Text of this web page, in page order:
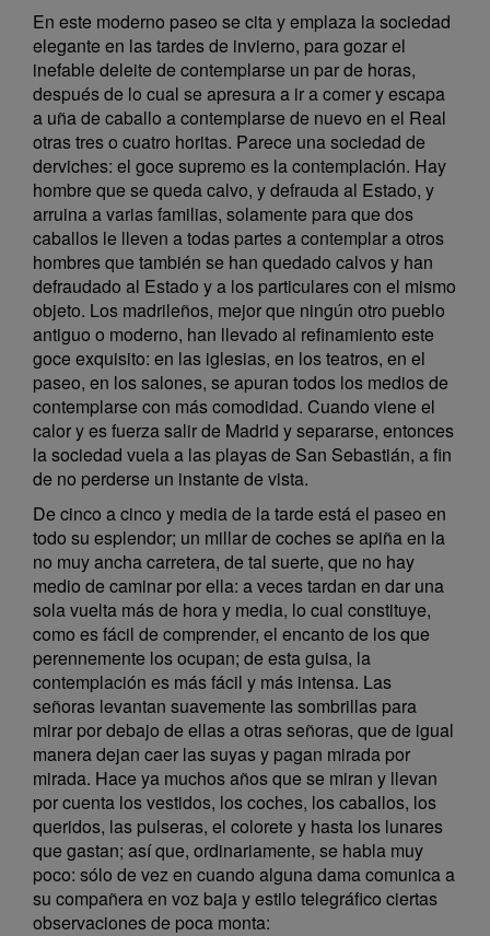
En este moderno paseo se cita y emplaza la sociedad
elegante en las tardes de invierno, para gozar el
inefable deleite de contemplarse un par de horas,
después de lo cual se apresura a ir a comer y escapa
a uña de caballo a contemplarse de nuevo en el Real
otras tres o cuatro horitas. Parece una sociedad de
derviches: el goce supremo es la contemplación. Hay
hombre que se queda calvo, y defrauda al Estado, y
arruina a varias familias, solamente para que dos
caballos le lleven a todas partes a contemplar a otros
hombres que también se han quedado calvos y han
defraudado al Estado y a los particulares con el mismo
objeto. Los madrileños, mejor que ningún otro pueblo
antiguo o moderno, han llevado al refinamiento este
goce exquisito: en las iglesias, en los teatros, en el
paseo, en los salones, se apuran todos los medios de
contemplarse con más comodidad. Cuando viene el
calor y es fuerza salir de Madrid y separarse, entonces
la sociedad vuela a las playas de San Sebastián, a fin
de no perderse un instante de vista.
De cinco a cinco y media de la tarde está el paseo en
todo su esplendor; un millar de coches se apiña en la
no muy ancha carretera, de tal suerte, que no hay
medio de caminar por ella: a veces tardan en dar una
sola vuelta más de hora y media, lo cual constituye,
como es fácil de comprender, el encanto de los que
perennemente los ocupan; de esta guisa, la
contemplación es más fácil y más intensa. Las
señoras levantan suavemente las sombrillas para
mirar por debajo de ellas a otras señoras, que de igual
manera dejan caer las suyas y pagan mirada por
mirada. Hace ya muchos años que se miran y llevan
por cuenta los vestidos, los coches, los caballos, los
queridos, las pulseras, el colorete y hasta los lunares
que gastan; así que, ordinariamente, se habla muy
poco: sólo de vez en cuando alguna dama comunica a
su compañera en voz baja y estilo telegráfico ciertas
observaciones de poca monta: